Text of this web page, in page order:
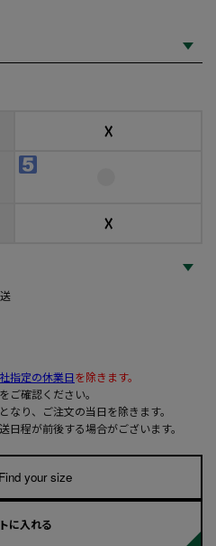
☓
☓
指定の休業日を除きます。
をご確認ください。
り、ご注文の当日を除きます。
程が前後する場合がございます。
Find your size
に入れる